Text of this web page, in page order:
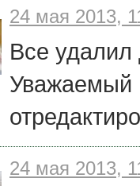
24 мая 2013,
Все удалил
Уважаемый
24 мая 2013,